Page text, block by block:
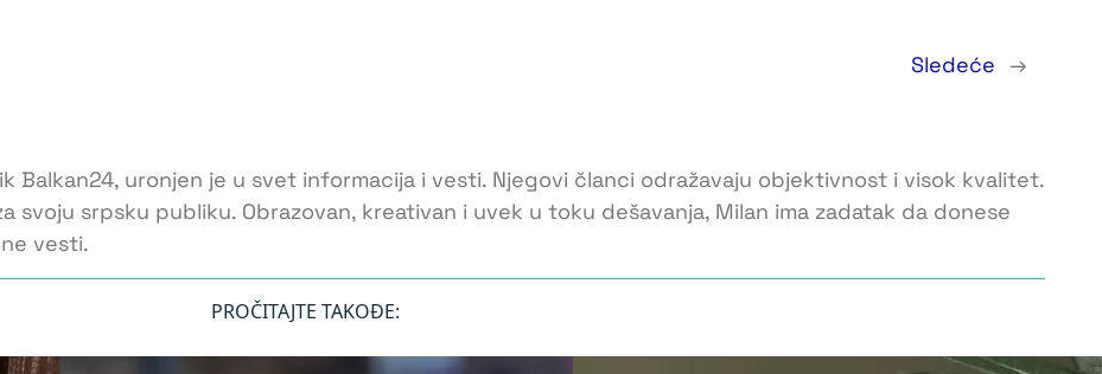
Sledeće →
Balkan24, uronjen je u svet informacija i vesti. Njegovi članci odražavaju objektivnost i visok kvalitet.
svoju srpsku publiku. Obrazovan, kreativan i uvek u toku dešavanja, Milan ima zadatak da donese
vesti.
PROČITAJTE TAKOĐE: